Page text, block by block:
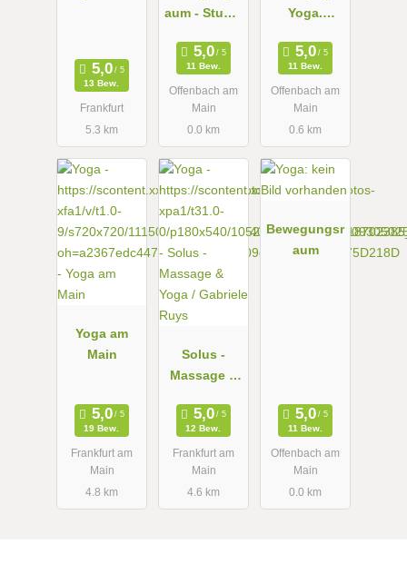
13 Bew.
Frankfurt
5.3 km
aum - Studio
ganzheitlich
e
Körperarbeit
Pilates
11 Bew.
Offenbach am
Main
0.0 km
Yoga.
Massage
11 Bew.
Offenbach am
Main
0.6 km
Yoga am
Main
19 Bew.
Frankfurt am
Main
4.8 km
Solus -
Massage &
Gabriele
Ruys
12 Bew.
Frankfurt am
Main
4.6 km
Bewegungsr
aum
11 Bew.
Offenbach am
Main
0.0 km